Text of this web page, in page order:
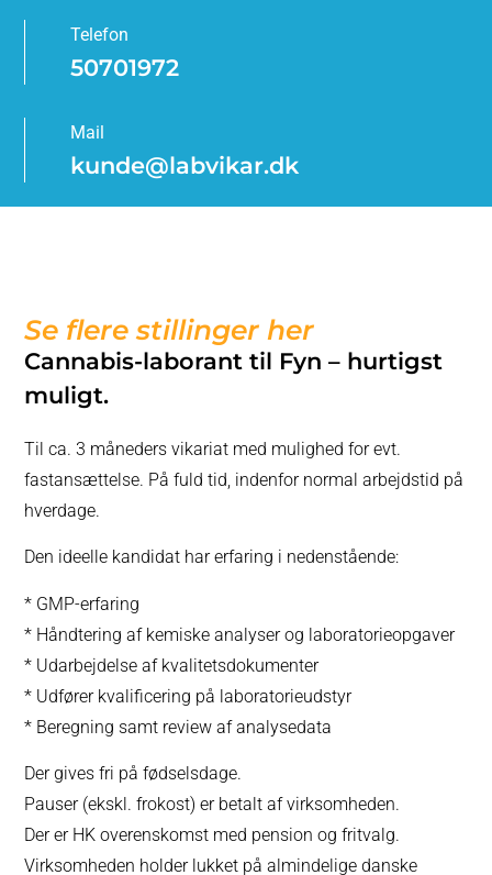
Telefon
50701972
Mail
kunde@labvikar.dk
Se flere stillinger her
Cannabis-laborant til Fyn – hurtigst
muligt.
Til ca. 3 måneders vikariat med mulighed for evt.
fastansættelse. På fuld tid, indenfor normal arbejdstid på
hverdage.
Den ideelle kandidat har erfaring i nedenstående:
* GMP-erfaring
* Håndtering af kemiske analyser og laboratorieopgaver
* Udarbejdelse af kvalitetsdokumenter
* Udfører kvalificering på laboratorieudstyr
* Beregning samt review af analysedata
Der gives fri på fødselsdage.
Pauser (ekskl. frokost) er betalt af virksomheden.
Der er HK overenskomst med pension og fritvalg.
Virksomheden holder lukket på almindelige danske